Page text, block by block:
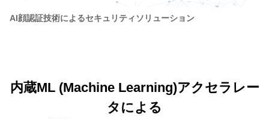
AI顔認証技術によるセキュリティソリューション
内蔵ML (Machine Learning)アクセラレー
タによる